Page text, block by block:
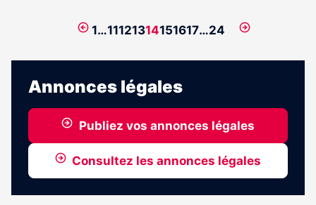
réservé
abonnés
Page
1…11121314151617…24
Page
Annonces légales
Publiez vos annonces légales
Consultez les annonces légales